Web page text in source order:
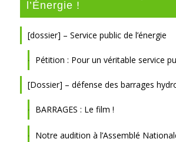
l’Énergie !
[dossier] – Service public de l’énergie
Pétition : Pour un véritable service
[Dossier] – défense des barrages
BARRAGES : Le film !
Notre audition à l’Assemblé